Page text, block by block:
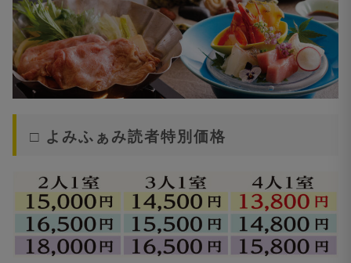
□ よみふぁみ読者特別価格